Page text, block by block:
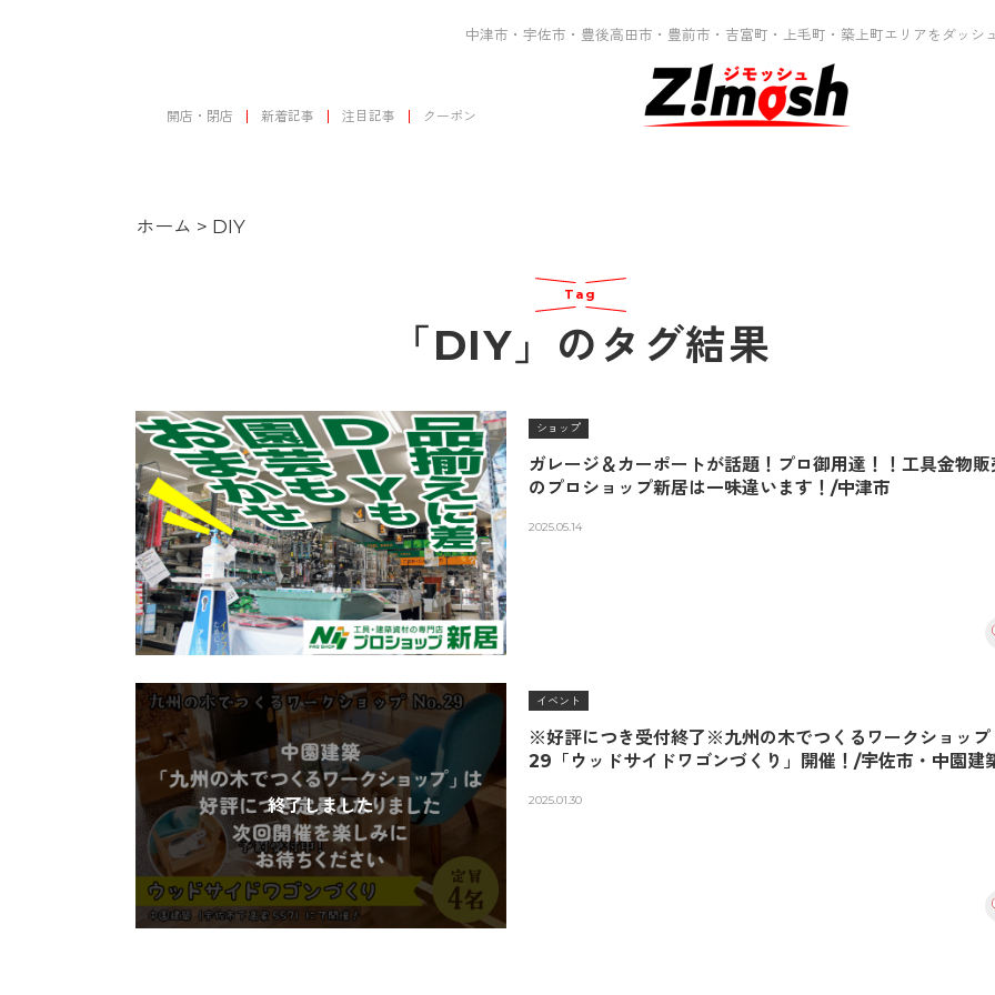
中津市・宇佐市・豊後高田市・豊前市・吉富町・上毛町・築上町エリアをダッシ
開店・閉店 新着記事 注目記事 クーポン
ホーム > DIY
Tag
「DIY」のタグ結果
ショップ
ガレージ＆カーポートが話題！プロ御用達！！工具金物販
のプロショップ新居は一味違います！/中津市
2025.05.14
終了しました
イベント
※好評につき受付終了※九州の木でつくるワークショップ
29「ウッドサイドワゴンづくり」開催！/宇佐市・中園建
2025.01.30